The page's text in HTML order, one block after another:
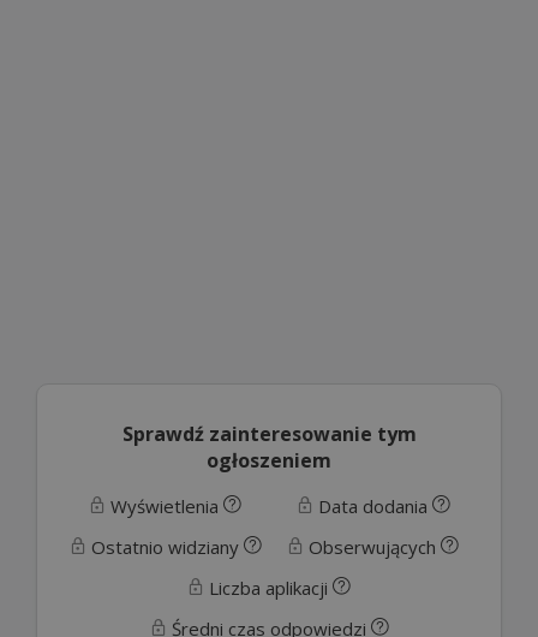
Sprawdź zainteresowanie tym
ogłoszeniem
Wyświetlenia
Data dodania
Ostatnio widziany
Obserwujących
Liczba aplikacji
Średni czas odpowiedzi